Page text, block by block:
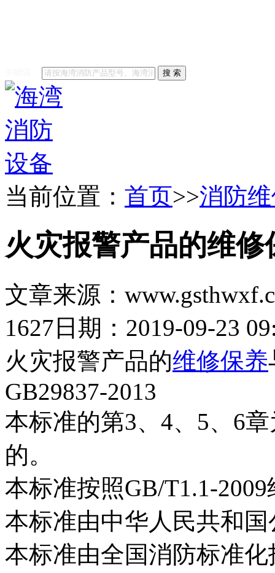
搜 索
当前位置： 首页>>消防
火灾报警产品的维修
文章来源：
1627 日期：2019-09-23
火灾报警产品的维修保养
GB29837-2013
本标准的第3、4、5、6
的。
本标准按照GB/T1.1-
本标准由中华人民共和
本标准由全国消防标准